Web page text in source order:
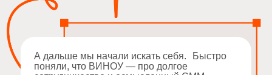
Арсений Ашомко,
директор по развитию бизнеса